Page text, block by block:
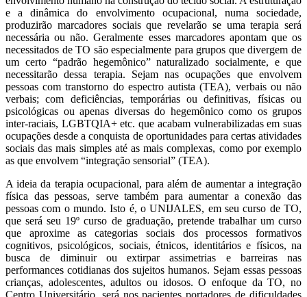
e a dinâmica do envolvimento ocupacional, numa sociedade,
produzirão marcadores sociais que revelarão se uma terapia será
necessária ou não. Geralmente esses marcadores apontam que os
necessitados de TO são especialmente para grupos que divergem de
um certo “padrão hegemônico” naturalizado socialmente, e que
necessitarão dessa terapia. Sejam nas ocupações que envolvem
pessoas com transtorno do espectro autista (TEA), verbais ou não
verbais; com deficiências, temporárias ou definitivas, físicas ou
psicológicas ou apenas diversas do hegemônico como os grupos
inter-raciais, LGBTQIA+ etc. que acabam vulnerabilizadas em suas
ocupações desde a conquista de oportunidades para certas atividades
sociais das mais simples até as mais complexas, como por exemplo
as que envolvem “integração sensorial” (TEA).
A ideia da terapia ocupacional, para além de aumentar a integração
física das pessoas, serve também para aumentar a conexão das
pessoas com o mundo. Isto é, o UNIJALES, em seu curso de TO,
que será seu 19º curso de graduação, pretende trabalhar um curso
que aproxime as categorias sociais dos processos formativos
cognitivos, psicológicos, sociais, étnicos, identitários e físicos, na
busca de diminuir ou extirpar assimetrias e barreiras nas
performances cotidianas dos sujeitos humanos. Sejam essas pessoas
crianças, adolescentes, adultos ou idosos. O enfoque da TO, no
Centro Universitário, será nos pacientes portadores de dificuldades